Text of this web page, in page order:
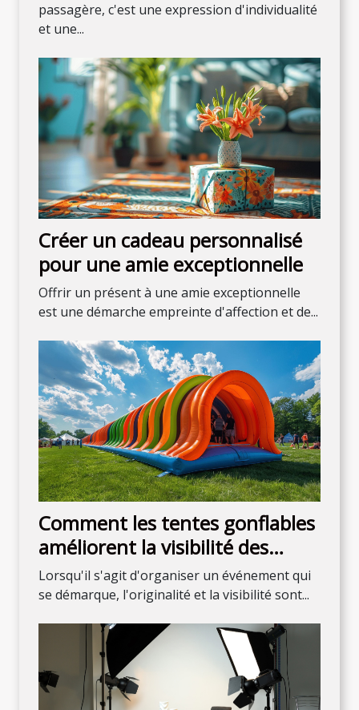
passagère, c'est une expression d'individualité
et une...
Créer un cadeau personnalisé
pour une amie exceptionnelle
Offrir un présent à une amie exceptionnelle
est une démarche empreinte d'affection et de...
Comment les tentes gonflables
améliorent la visibilité des
événements
Lorsqu'il s'agit d'organiser un événement qui
se démarque, l'originalité et la visibilité sont...